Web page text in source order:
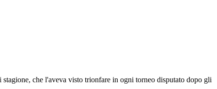
che l'aveva visto trionfare in ogni torneo disputato dopo gli